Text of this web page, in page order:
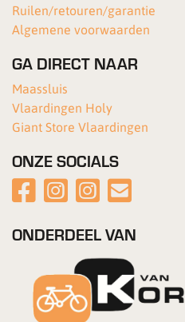
Ruilen/retouren/garantie
Algemene voorwaarden
GA DIRECT NAAR
Maassluis
Vlaardingen Holy
Giant Store Vlaardingen
ONZE SOCIALS
ONDERDEEL VAN